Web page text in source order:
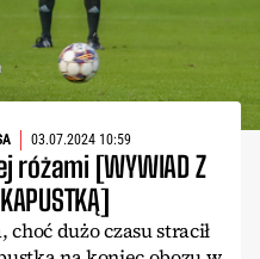
03.07.2024 10:59
różami [WYWIAD Z
dużo czasu stracił